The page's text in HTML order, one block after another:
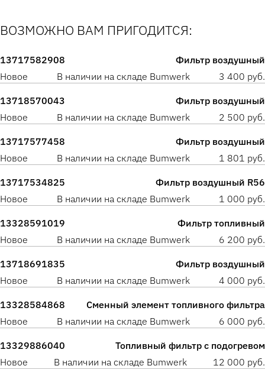
ВОЗМОЖНО ВАМ ПРИГОДИТСЯ:
13717582908
Фильтр воздушный
Новое
В наличии на складе Bumwerk 3 400 руб.
13718570043
Фильтр воздушный
Новое
В наличии на складе Bumwerk 2 500 руб.
13717577458
Фильтр воздушный
Новое
В наличии на складе Bumwerk 1 801 руб.
13717534825
Фильтр воздушный R56
Новое
В наличии на складе Bumwerk 1 000 руб.
13328591019
Фильтр топливный
Новое
В наличии на складе Bumwerk 6 200 руб.
13718691835
Фильтр воздушный
Новое
В наличии на складе Bumwerk 4 000 руб.
13328584868
Сменный элемент топливного фильтра
Новое
В наличии на складе Bumwerk 6 000 руб.
13329886040
Топливный фильтр с подогревом
Новое
В наличии на складе Bumwerk 12 000 руб.